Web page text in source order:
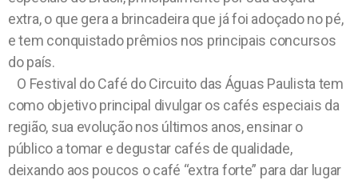
extra, o que gera a brincadeira que já foi adoçado no pé,
e tem conquistado prêmios nos principais concursos
do país.
O Festival do Café do Circuito das Águas Paulista tem
como objetivo principal divulgar os cafés especiais da
região, sua evolução nos últimos anos, ensinar o
público a tomar e degustar cafés de qualidade,
deixando aos poucos o café “extra forte” para dar lugar